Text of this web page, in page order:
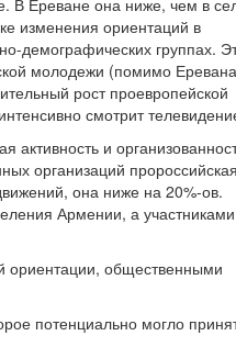
В Ереване она ниже, чем в
изменения ориентаций в
демографических группах.
молодежи (помимо
рост проевропейской
смотрит
и
организаций пророссийская
она ниже на 20%-ов.
Армении, а участниками
ориентации, общественными
потенциально могло